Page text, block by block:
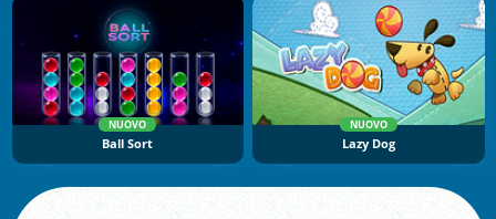
NUOVO
Ball Sort
NUOVO
Lazy Dog